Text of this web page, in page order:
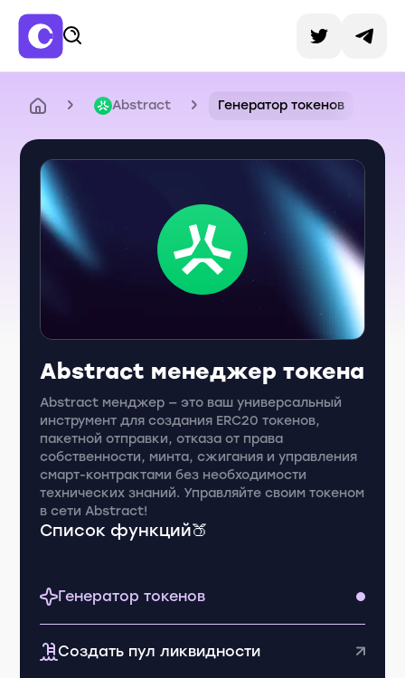
Abstract Генератор токенов
Abstract менеджер токена
Abstract менджер — это ваш универсальный
инструмент для создания ERC20 токенов,
пакетной отправки, отказа от права
собственности, минта, сжигания и управления
смарт-контрактами без необходимости
технических знаний. Управляйте своим токеном
в сети Abstract!
Список функций🍑
Генератор токенов
Создать пул ликвидности